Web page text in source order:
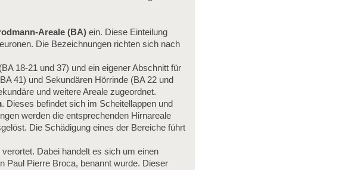
Areale (BA)ein. Diese Einteilung
Die Bezeichnungen richten sich nach
18-21 und 37) und ein eigener Abschnitt für
41) und Sekundären Hörrinde (BA 22 und
und weitere Areale zugeordnet.
. Dieses befindet sich im Scheitellappen und
werden die entsprechenden Hirnareale
Die Schädigung eines der Bereiche führt
Dabei handelt es sich um einen
Paul Pierre Broca, benannt wurde. Dieser